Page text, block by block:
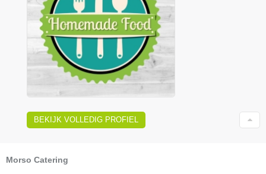
BEKIJK VOLLEDIG PROFIEL
Morso Catering